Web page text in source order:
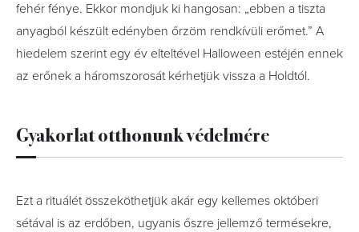
fehér fénye. Ekkor mondjuk ki hangosan: „ebben a tiszta
anyagból készült edényben őrzöm rendkívüli erőmet.” A
hiedelem szerint egy év elteltével Halloween estéjén ennek
az erőnek a háromszorosát kérhetjük vissza a Holdtól.
Gyakorlat otthonunk védelmére
Ezt a rituálét összeköthetjük akár egy kellemes októberi
sétával is az erdőben, ugyanis őszre jellemző termésekre,